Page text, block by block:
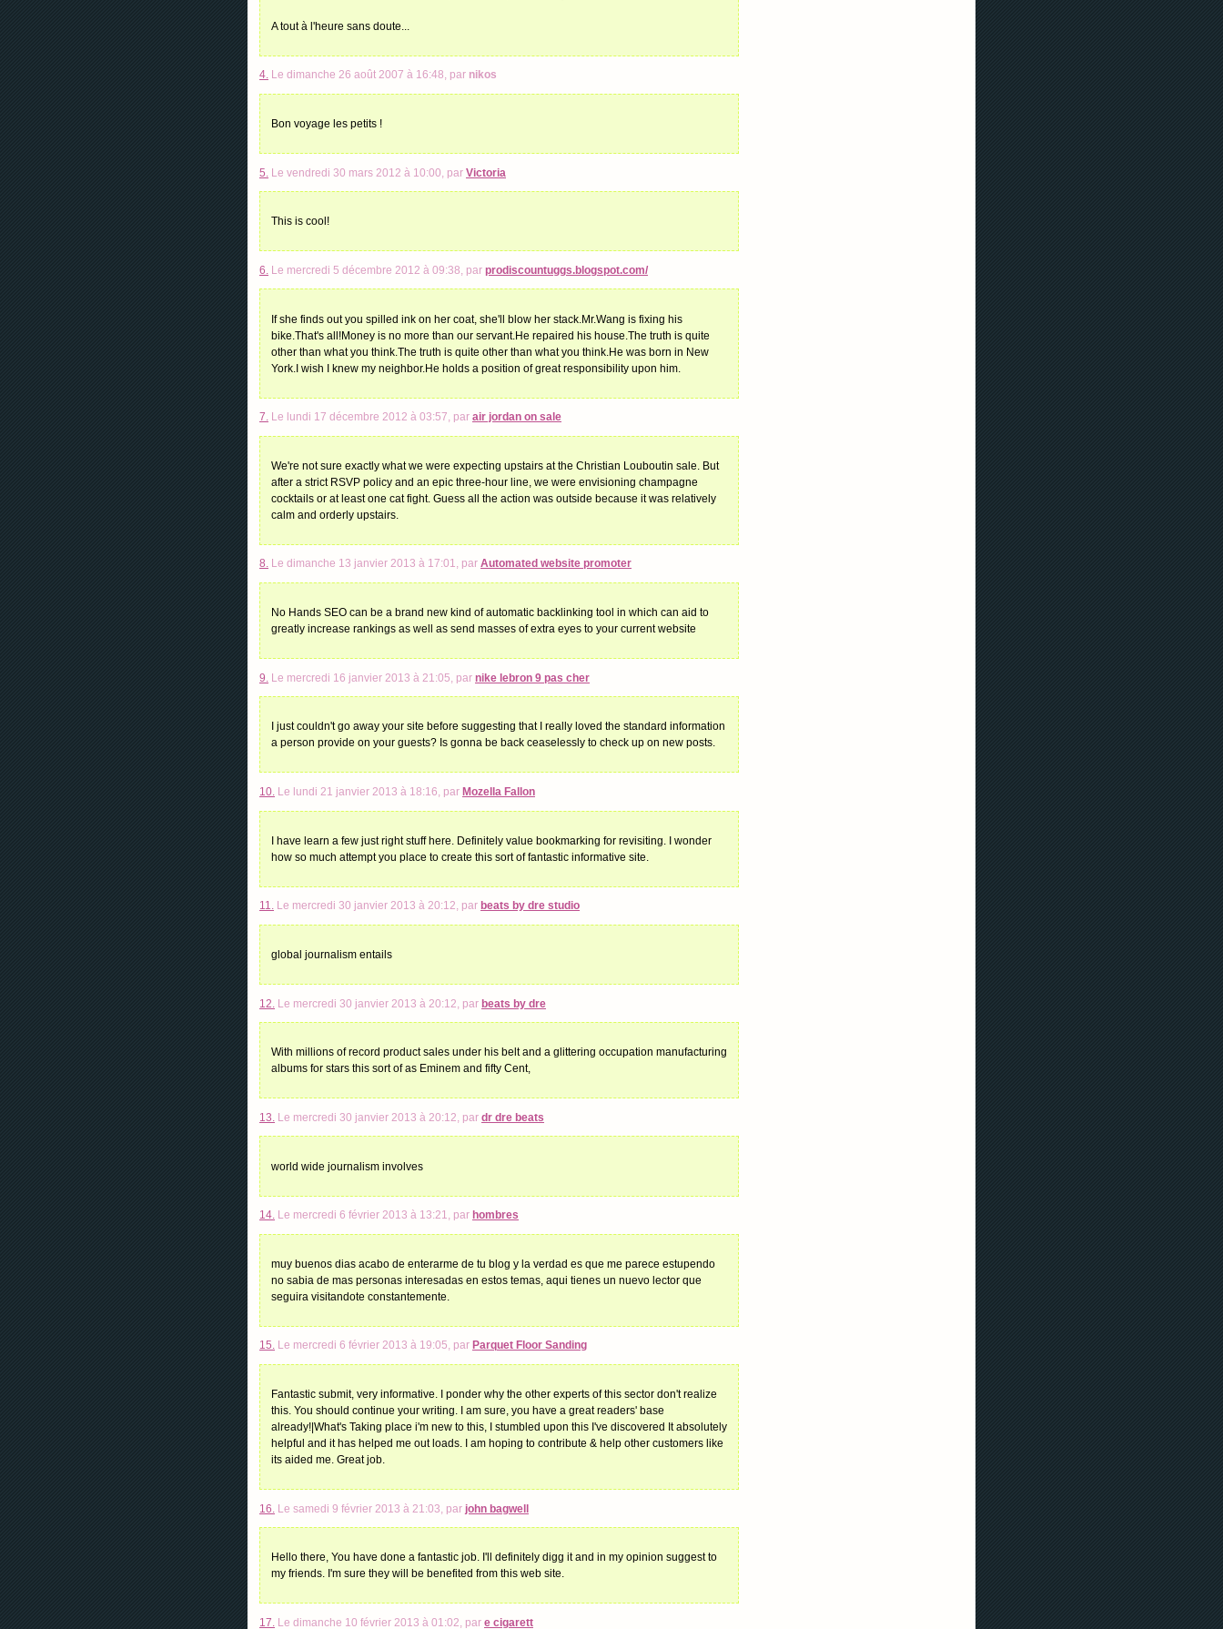
A tout à l'heure sans doute...
4. Le dimanche 26 août 2007 à 16:48, par nikos
Bon voyage les petits !
5. Le vendredi 30 mars 2012 à 10:00, par Victoria
This is cool!
6. Le mercredi 5 décembre 2012 à 09:38, par prodiscountuggs.blogspot.com/
If she finds out you spilled ink on her coat, she'll blow her stack.Mr.Wang is fixing his
bike.That's all!Money is no more than our servant.He repaired his house.The truth is quite
other than what you think.The truth is quite other than what you think.He was born in New
York.I wish I knew my neighbor.He holds a position of great responsibility upon him.
7. Le lundi 17 décembre 2012 à 03:57, par air jordan on sale
We're not sure exactly what we were expecting upstairs at the Christian Louboutin sale. But
after a strict RSVP policy and an epic three-hour line, we were envisioning champagne
cocktails or at least one cat fight. Guess all the action was outside because it was relatively
calm and orderly upstairs.
8. Le dimanche 13 janvier 2013 à 17:01, par Automated website promoter
No Hands SEO can be a brand new kind of automatic backlinking tool in which can aid to
greatly increase rankings as well as send masses of extra eyes to your current website
9. Le mercredi 16 janvier 2013 à 21:05, par nike lebron 9 pas cher
I just couldn't go away your site before suggesting that I really loved the standard information
a person provide on your guests? Is gonna be back ceaselessly to check up on new posts.
10. Le lundi 21 janvier 2013 à 18:16, par Mozella Fallon
I have learn a few just right stuff here. Definitely value bookmarking for revisiting. I wonder
how so much attempt you place to create this sort of fantastic informative site.
11. Le mercredi 30 janvier 2013 à 20:12, par beats by dre studio
global journalism entails
12. Le mercredi 30 janvier 2013 à 20:12, par beats by dre
With millions of record product sales under his belt and a glittering occupation manufacturing
albums for stars this sort of as Eminem and fifty Cent,
13. Le mercredi 30 janvier 2013 à 20:12, par dr dre beats
world wide journalism involves
14. Le mercredi 6 février 2013 à 13:21, par hombres
muy buenos dias acabo de enterarme de tu blog y la verdad es que me parece estupendo
no sabia de mas personas interesadas en estos temas, aqui tienes un nuevo lector que
seguira visitandote constantemente.
15. Le mercredi 6 février 2013 à 19:05, par Parquet Floor Sanding
Fantastic submit, very informative. I ponder why the other experts of this sector don't realize
this. You should continue your writing. I am sure, you have a great readers' base
already!|What's Taking place i'm new to this, I stumbled upon this I've discovered It absolutely
helpful and it has helped me out loads. I am hoping to contribute & help other customers like
its aided me. Great job.
16. Le samedi 9 février 2013 à 21:03, par john bagwell
Hello there, You have done a fantastic job. I'll definitely digg it and in my opinion suggest to
my friends. I'm sure they will be benefited from this web site.
17. Le dimanche 10 février 2013 à 01:02, par e cigarett